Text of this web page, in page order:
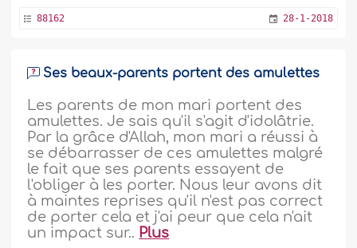
88162 28-1-2018
Ses beaux-parents portent des amulettes
Les parents de mon mari portent des
amulettes. Je sais qu'il s'agit d'idolâtrie.
Par la grâce d'Allah, mon mari a réussi à
se débarrasser de ces amulettes malgré
le fait que ses parents essayent de
l'obliger à les porter. Nous leur avons dit
à maintes reprises qu'il n'est pas correct
de porter cela et j'ai peur que cela n'ait
un impact sur.. Plus